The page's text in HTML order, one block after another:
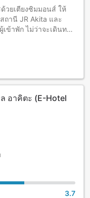
วยเตียงซิมมอนส์ ให้
ถานี JR Akita และ
ข้าพัก ไม่ว่าจะเดินทาง
ใหญ่วิวสวยมาก
อาคิตะ (E-Hotel
3.7